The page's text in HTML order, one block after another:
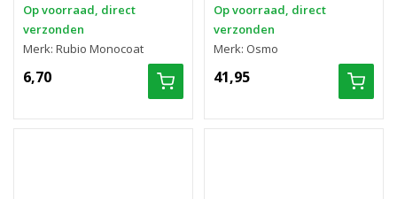
Op voorraad, direct
verzonden
Merk: Rubio Monocoat
6,70
Op voorraad, direct
verzonden
Merk: Osmo
41,95